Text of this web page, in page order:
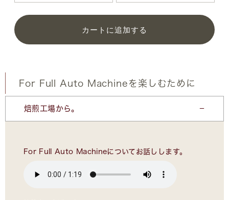
カートに追加する
For Full Auto Machineを楽しむために
焙煎工場から。
For Full Auto Machineについてお話しします。